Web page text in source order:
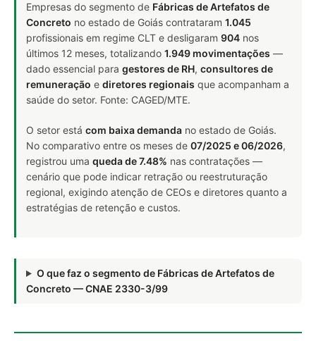
Empresas do segmento de Fábricas de Artefatos de
Concreto no estado de Goiás contrataram 1.045
profissionais em regime CLT e desligaram 904 nos
últimos 12 meses, totalizando 1.949 movimentações —
dado essencial para gestores de RH, consultores de
remuneração e diretores regionais que acompanham a
saúde do setor. Fonte: CAGED/MTE.
O setor está com baixa demanda no estado de Goiás.
No comparativo entre os meses de 07/2025 e 06/2026,
registrou uma queda de 7.48% nas contratações —
cenário que pode indicar retração ou reestruturação
regional, exigindo atenção de CEOs e diretores quanto a
estratégias de retenção e custos.
O que faz o segmento de Fábricas de Artefatos de
Concreto — CNAE 2330-3/99